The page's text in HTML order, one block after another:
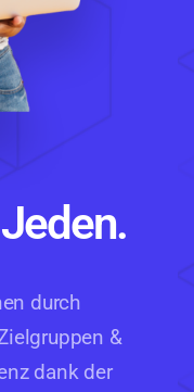
durch
&
dank der